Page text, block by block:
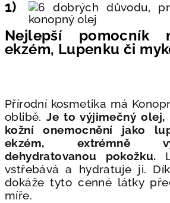
1)
Nejlepší pomocník
ekzém, Lupenku či
Přírodní kosmetika má
oblibě.Je to výjimečný
kožní onemocnění jako
ekzém, extrémně
dehydratovanou pokožku.
vstřebává a hydratuje ji.
dokáže tyto cenné látky
míře.